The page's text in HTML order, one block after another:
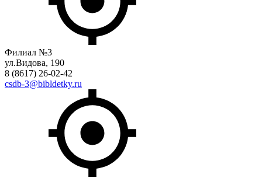
Филиал №3
ул.Видова, 190
8 (8617) 26-02-42
csdb-3@bibldetky.ru